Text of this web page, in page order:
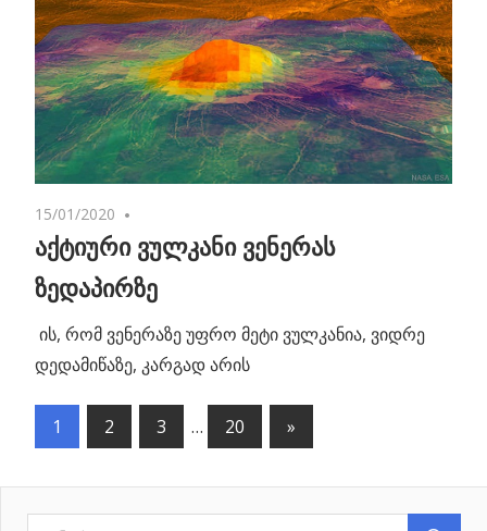
15/01/2020
აქტიური ვულკანი ვენერას
ზედაპირზე
ის, რომ ვენერაზე უფრო მეტი ვულკანია, ვიდრე
დედამიწაზე, კარგად არის
პოსტების
ნავიგაცია
1 2 3 … 20
Next
»